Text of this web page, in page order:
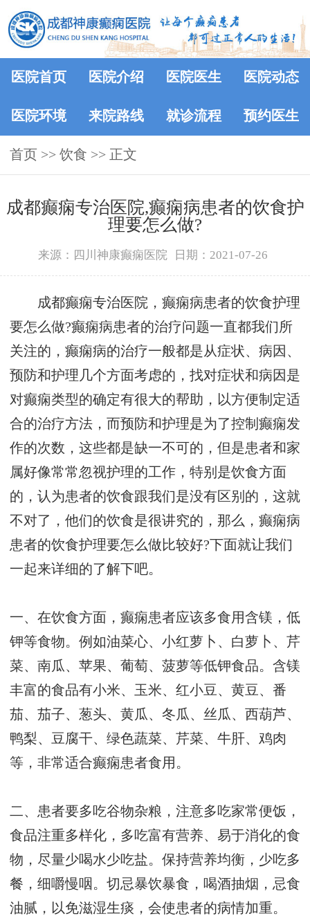
医院首页 医院介绍 医院医生 医院动态
医院环境 来院路线 就诊流程 预约医生
首页 >> 饮食 >> 正文
成都癫痫专治医院,癫痫病患者的饮食护
理要怎么做?
来源：四川神康癫痫医院 日期：2021-07-26
成都癫痫专治医院，癫痫病患者的饮食护理
要怎么做?癫痫病患者的治疗问题一直都我们所
关注的，癫痫病的治疗一般都是从症状、病因、
预防和护理几个方面考虑的，找对症状和病因是
对癫痫类型的确定有很大的帮助，以方便制定适
合的治疗方法，而预防和护理是为了控制癫痫发
作的次数，这些都是缺一不可的，但是患者和家
属好像常常忽视护理的工作，特别是饮食方面
的，认为患者的饮食跟我们是没有区别的，这就
不对了，他们的饮食是很讲究的，那么，癫痫病
患者的饮食护理要怎么做比较好?下面就让我们
一起来详细的了解下吧。
一、在饮食方面，癫痫患者应该多食用含镁，低
钾等食物。例如油菜心、小红萝卜、白萝卜、芹
菜、南瓜、苹果、葡萄、菠萝等低钾食品。含镁
丰富的食品有小米、玉米、红小豆、黄豆、番
茄、茄子、葱头、黄瓜、冬瓜、丝瓜、西葫芦、
鸭梨、豆腐干、绿色蔬菜、芹菜、牛肝、鸡肉
等，非常适合癫痫患者食用。
二、患者要多吃谷物杂粮，注意多吃家常便饭，
食品注重多样化，多吃富有营养、易于消化的食
物，尽量少喝水少吃盐。保持营养均衡，少吃多
餐，细嚼慢咽。切忌暴饮暴食，喝酒抽烟，忌食
油腻，以免滋湿生痰，会使患者的病情加重。